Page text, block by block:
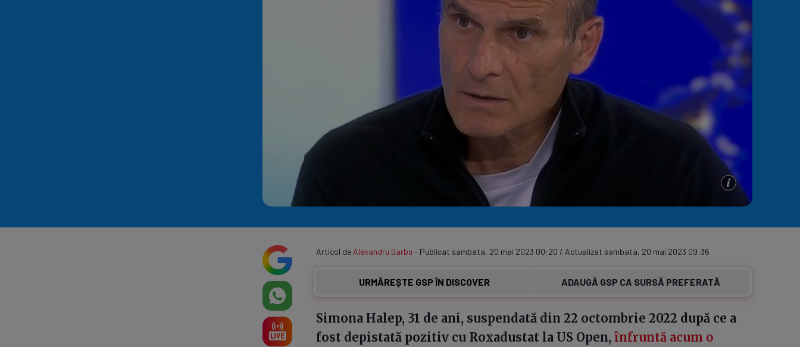
Serie A
Echipe Meciuri Clasament
Program TV
Articol de Alexandru Barbu - Publicat sambata, 20 mai 2023 00:20 / Actualizat sambata, 20 mai 2023 09:36
URMĂREȘTE GSP ÎN DISCOVER ADAUGĂ GSP CA SURSĂ PREFERATĂ
Simona Halep, 31 de ani, suspendată din 22 octombrie 2022 după ce a
fost depistată pozitiv cu Roxadustat la US Open, înfruntă acum o